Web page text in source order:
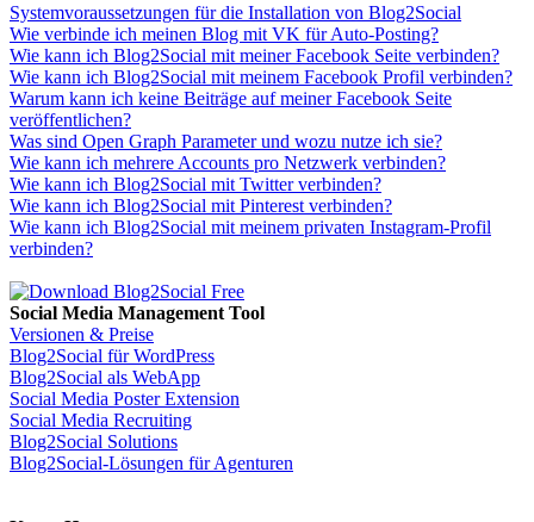
Systemvoraussetzungen für die Installation von Blog2Social
Wie verbinde ich meinen Blog mit VK für Auto-Posting?
Wie kann ich Blog2Social mit meiner Facebook Seite verbinden?
Wie kann ich Blog2Social mit meinem Facebook Profil verbinden?
Warum kann ich keine Beiträge auf meiner Facebook Seite
veröffentlichen?
Was sind Open Graph Parameter und wozu nutze ich sie?
Wie kann ich mehrere Accounts pro Netzwerk verbinden?
Wie kann ich Blog2Social mit Twitter verbinden?
Wie kann ich Blog2Social mit Pinterest verbinden?
Wie kann ich Blog2Social mit meinem privaten Instagram-Profil
verbinden?
Social Media Management Tool
Versionen & Preise
Blog2Social für WordPress
Blog2Social als WebApp
Social Media Poster Extension
Social Media Recruiting
Blog2Social Solutions
Blog2Social-Lösungen für Agenturen